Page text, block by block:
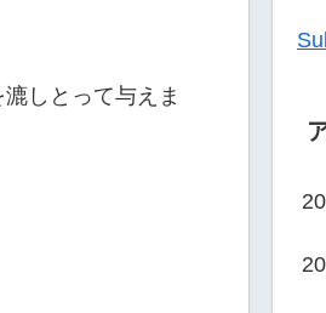
しとって与えま